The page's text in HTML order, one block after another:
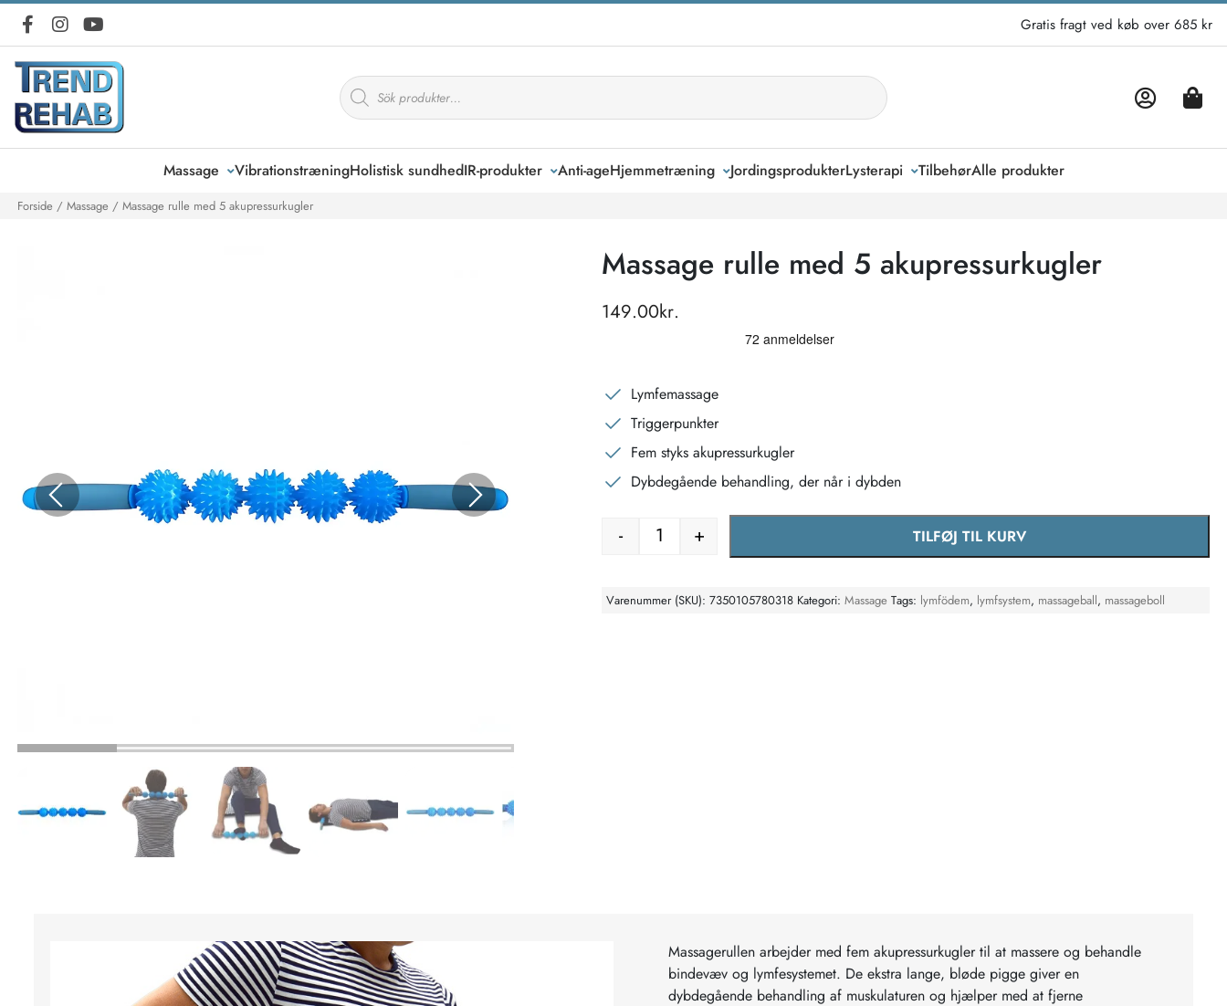
Gratis fragt ved køb over 685 kr
Products
search
Massage VibrationstræningHolistisk sundhedIR-produkter Anti-ageHjemmetræning JordingsprodukterLysterapi TilbehørAlle produkter
Forside / Massage / Massage rulle med 5 akupressurkugler
Massage rulle med 5 akupressurkugler
149.00kr.
Lymfemassage
Triggerpunkter
Fem styks akupressurkugler
Dybdegående behandling, der når i dybden
Massage rulle med 5 akupressurkugler antal
- + TILFØJ TIL KURV
Varenummer (SKU):7350105780318 Kategori:Massage Tags: lymfödem, lymfsystem, massageball, massageboll
Massagerullen arbejder med fem akupressurkugler til at massere og behandle
bindevæv og lymfesystemet. De ekstra lange, bløde pigge giver en
dybdegående behandling af muskulaturen og hjælper med at fjerne